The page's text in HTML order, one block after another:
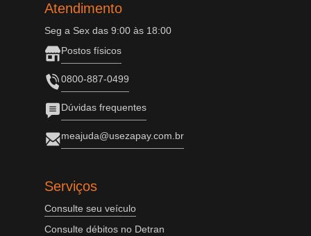
Atendimento
Seg a Sex das 9:00 às 18:00
Postos físicos
0800-887-0499
Dúvidas frequentes
meajuda@usezapay.com.br
Serviços
Consulte seu veículo
Consulte débitos no Detran